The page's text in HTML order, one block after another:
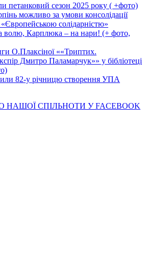
петанковий сезон 2025 року ( +фото)
можливо за умови консолідації
солідарністю»
Карплюка – на нари! (+ фото,
О.Плаксіної ««Триптих.
Дмитро Паламарчук»» у бібліотеці
82-у річницю створення УПА